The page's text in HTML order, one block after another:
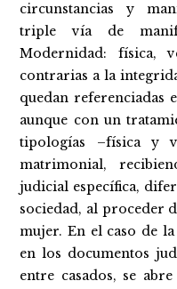
circunstancias y
triple vía de
Modernidad: física,
contrarias a la
quedan referenciadas
aunque con un
tipologías –física y
matrimonial,
judicial específica,
sociedad, al proceder
mujer. En el caso de
en los documentos
entre casados, se